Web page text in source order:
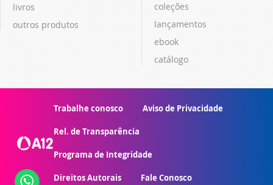
livros
outros produtos
coleções
lançamentos
ebook
catálogo
Trabalhe conosco Aviso de Privacidade
Rel. de Transparência
Programa de Integridade
Direitos Autorais Fale Conosco